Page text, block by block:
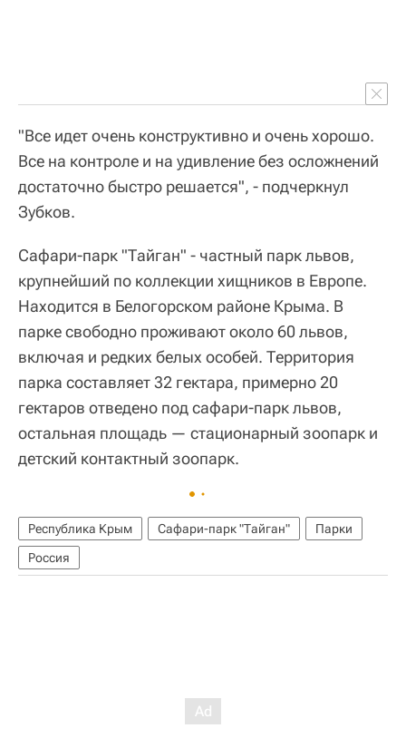
"Все идет очень конструктивно и очень хорошо.
Все на контроле и на удивление без осложнений
достаточно быстро решается", - подчеркнул
Зубков.
Сафари-парк "Тайган" - частный парк львов,
крупнейший по коллекции хищников в Европе.
Находится в Белогорском районе Крыма. В
парке свободно проживают около 60 львов,
включая и редких белых особей. Территория
парка составляет 32 гектара, примерно 20
гектаров отведено под сафари-парк львов,
остальная площадь — стационарный зоопарк и
детский контактный зоопарк.
Республика Крым Сафари-парк "Тайган"
Парки
Россия